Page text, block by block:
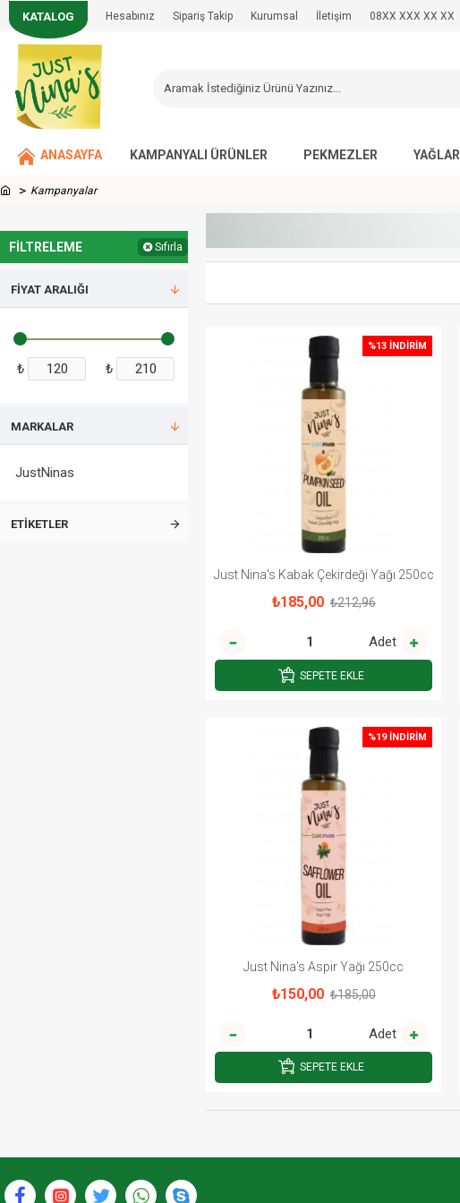
KATALOG Hesabınız Sipariş Takip Kurumsal İletişim 08XX XXX XX XX
ANASAYFA KAMPANYALI ÜRÜNLER PEKMEZLER YAĞLAR
Kampanyalar
FILTRELEME Sıfırla
FIYAT ARALIĞI
₺ ₺
MARKALAR
JustNinas
ETIKETLER
%13 İNDIRIM
Just Nina's Kabak Çekirdeği Yağı 250cc
₺185,00 ₺212,96
Adet
SEPETE EKLE
%19 İNDIRIM
Just Nina's Aspir Yağı 250cc
₺150,00 ₺185,00
Adet
SEPETE EKLE